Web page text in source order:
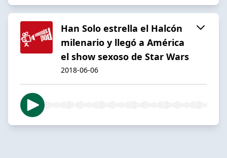
Han Solo estrella el Halcón
milenario y llegó a América
el show sexoso de Star Wars
2018-06-06